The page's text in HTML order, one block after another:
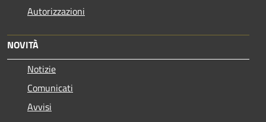
Autorizzazioni
NOVITÀ
Notizie
Comunicati
Avvisi